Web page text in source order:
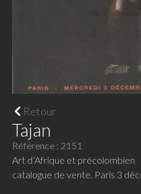
Retour
Tajan
Référence : 2151
Art d’Afrique et précolombien
catalogue de vente. Paris 3